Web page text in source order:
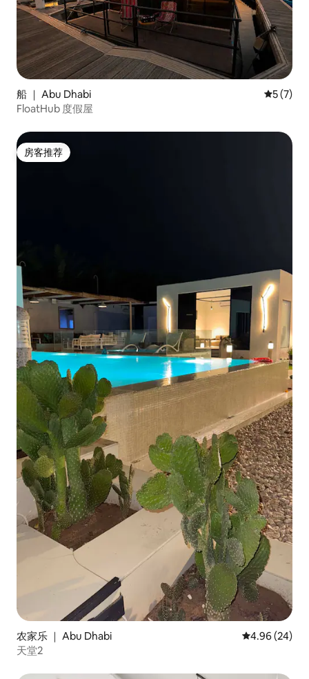
船 ｜ Abu Dhabi 平均评分
5 (7)
FloatHub 度假屋
房客推荐
房客推荐
农家乐 ｜ Abu Dhabi 平均评分 4.96
4.96 (24)
天堂2